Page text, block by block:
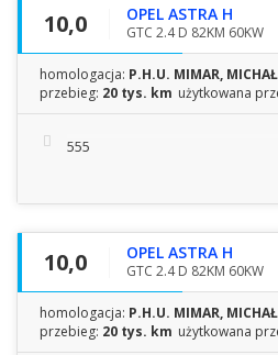
10,0 OPEL ASTRA H
GTC 2.4 D 82KM 60KW
homologacja: P.H.U. MIMAR,
przebieg: 20 tys. km użytkowana
555
10,0 OPEL ASTRA H
GTC 2.4 D 82KM 60KW
homologacja: P.H.U. MIMAR,
przebieg: 20 tys. km użytkowana